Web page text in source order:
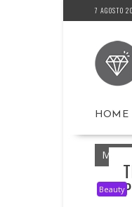
to
7 AGOSTO
HOME
Beauty